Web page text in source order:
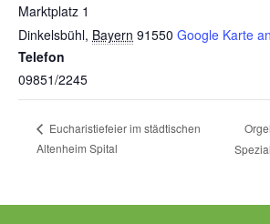
Marktplatz 1
Dinkelsbühl, Bayern 91550 Google Karte
Telefon
09851/2245
Eucharistiefeier im städtischen
Altenheim Spital
Spezial